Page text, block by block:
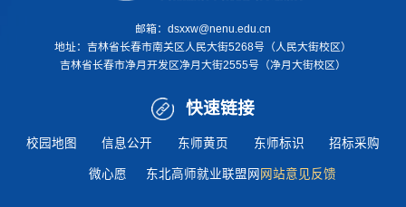
邮箱：dsxxw@nenu.edu.cn
地址： 吉林省长春市南关区人民大街5268号（人民大街校区）
吉林省长春市净月开发区净月大街2555号（净月大街校区）
快速链接
校园地图 信息公开 东师黄页 东师标识 招标采购
微心愿 东北高师就业联盟网 网站意见反馈